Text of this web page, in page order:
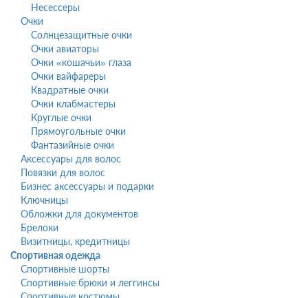
Несессеры
Очки
Солнцезащитные очки
Очки авиаторы
Очки «кошачьи» глаза
Очки вайфареры
Квадратные очки
Очки клабмастеры
Круглые очки
Прямоугольные очки
Фантазийные очки
Аксессуары для волос
Повязки для волос
Бизнес аксессуары и подарки
Ключницы
Обложки для документов
Брелоки
Визитницы, кредитницы
Спортивная одежда
Спортивные шорты
Спортивные брюки и леггинсы